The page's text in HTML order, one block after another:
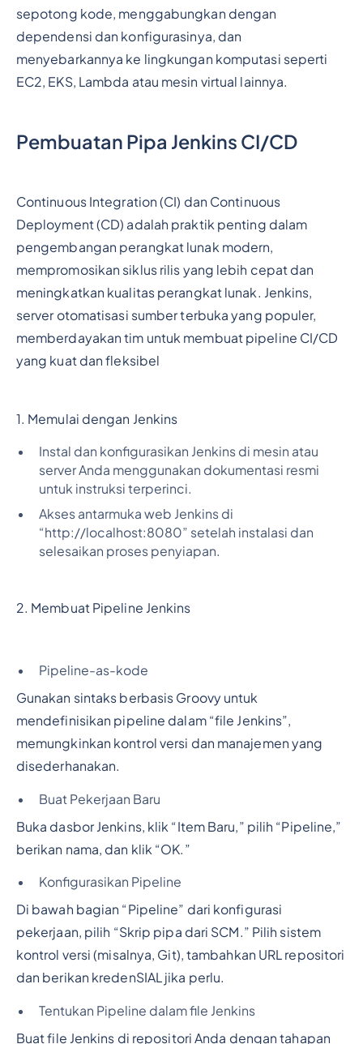
sepotong kode, menggabungkan dengan
dependensi dan konfigurasinya, dan
menyebarkannya ke lingkungan komputasi seperti
EC2, EKS, Lambda atau mesin virtual lainnya.
Pembuatan Pipa Jenkins CI/CD
Continuous Integration (CI) dan Continuous
Deployment (CD) adalah praktik penting dalam
pengembangan perangkat lunak modern,
mempromosikan siklus rilis yang lebih cepat dan
meningkatkan kualitas perangkat lunak. Jenkins,
server otomatisasi sumber terbuka yang populer,
memberdayakan tim untuk membuat pipeline CI/CD
yang kuat dan fleksibel
1. Memulai dengan Jenkins
Instal dan konfigurasikan Jenkins di mesin atau
server Anda menggunakan dokumentasi resmi
untuk instruksi terperinci.
Akses antarmuka web Jenkins di
“http://localhost:8080” setelah instalasi dan
selesaikan proses penyiapan.
2. Membuat Pipeline Jenkins
Pipeline-as-kode
Gunakan sintaks berbasis Groovy untuk
mendefinisikan pipeline dalam “file Jenkins”,
memungkinkan kontrol versi dan manajemen yang
disederhanakan.
Buat Pekerjaan Baru
Buka dasbor Jenkins, klik “Item Baru,” pilih “Pipeline,”
berikan nama, dan klik “OK.”
Konfigurasikan Pipeline
Di bawah bagian “Pipeline” dari konfigurasi
pekerjaan, pilih “Skrip pipa dari SCM.” Pilih sistem
kontrol versi (misalnya, Git), tambahkan URL repositori
dan berikan kredenSIAL jika perlu.
Tentukan Pipeline dalam file Jenkins
Buat file Jenkins di repositori Anda dengan tahapan